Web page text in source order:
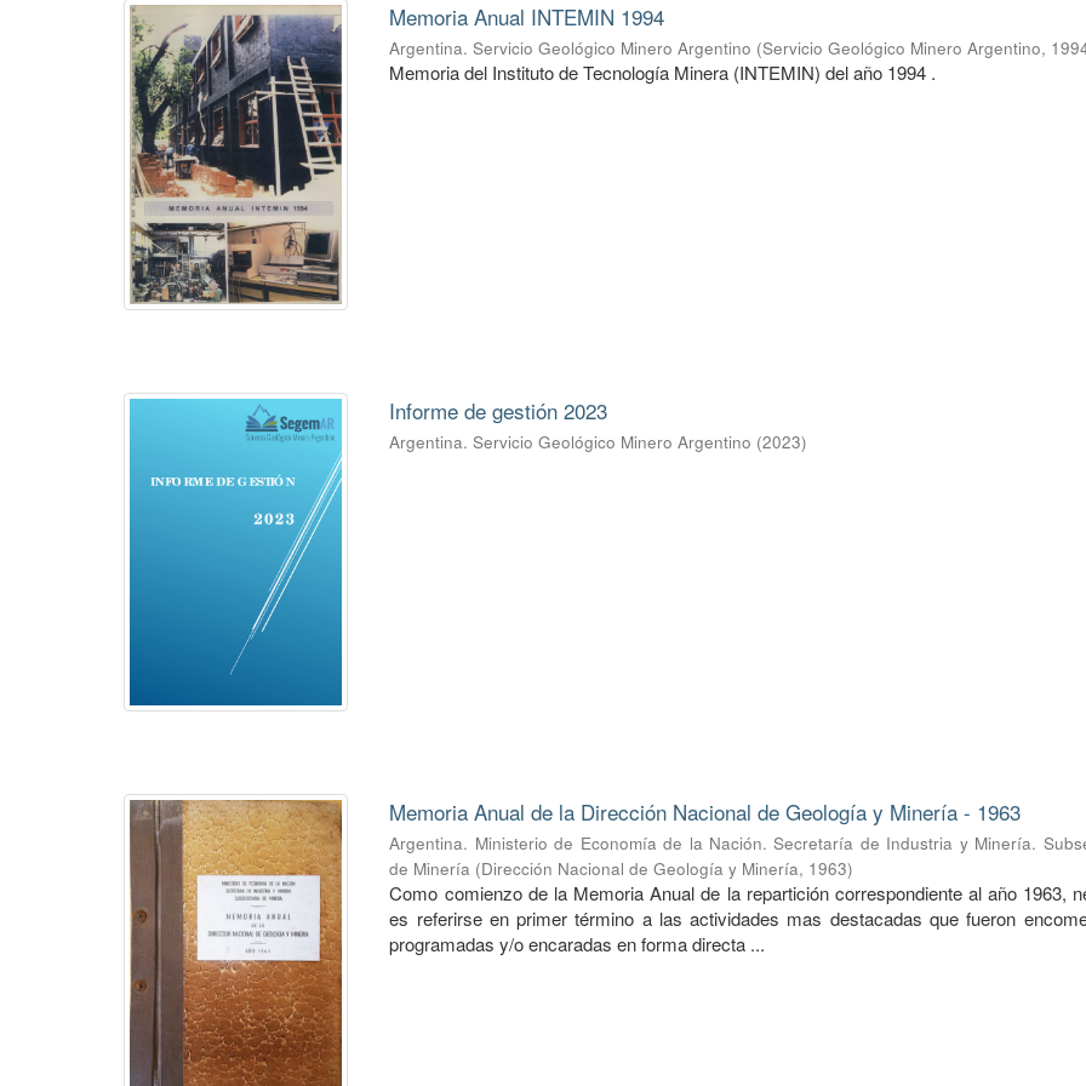
Memoria Anual INTEMIN 1994
Argentina. Servicio Geológico Minero Argentino (Servicio Geológico Minero Argentino,
Memoria del Instituto de Tecnología Minera (INTEMIN) del año 1994 .
Informe de gestión 2023
Argentina. Servicio Geológico Minero Argentino (2023)
Memoria Anual de la Dirección Nacional de Geología y Minería - 1963
Argentina. Ministerio de Economía de la Nación. Secretaría de Industria y Minería.
de Minería (Dirección Nacional de Geología y Minería, 1963)
Como comienzo de la Memoria Anual de la repartición correspondiente al año 1963,
es referirse en primer término a las actividades mas destacadas que fueron
programadas y/o encaradas en forma directa ...